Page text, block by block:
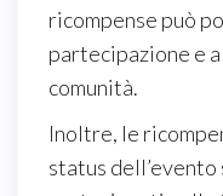
ricompense può
partecipazione e
comunità.
Inoltre, le
status